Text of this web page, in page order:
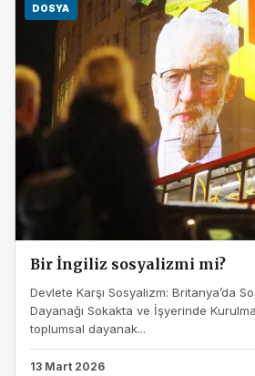
DOSYA
Bir İngiliz sosyalizmi mi?
Devlete Karşı Sosyalizm: Britanya’da
Dayanağı Sokakta ve İşyerinde
toplumsal dayanak...
13 Mart 2026